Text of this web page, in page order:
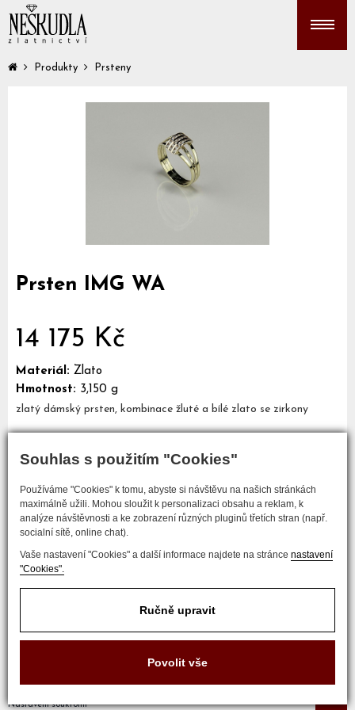
Souhlas s použitím "Cookies"
Používáme "Cookies" k tomu, abyste si návštěvu na našich stránkách
maximálně užili. Mohou sloužit k personalizaci obsahu a reklam, k
analýze návštěvnosti a ke zobrazení různých pluginů třetích stran (např.
socialní sítě, online chat).
Vaše nastavení "Cookies" a další informace najdete na stránce nastavení
"Cookies".
Ručně upravit
Povolit vše
Produkty Prsteny
Prsten IMG WA
14 175 Kč
Materiál: Zlato
Hmotnost: 3,150 g
zlatý dámský prsten, kombinace žluté a bílé zlato se zirkony
Mám zájem o tento šperk
COPYRIGHT © 2017 ZLATNICTVÍ NEŠKUDLA
Nastavení soukromí